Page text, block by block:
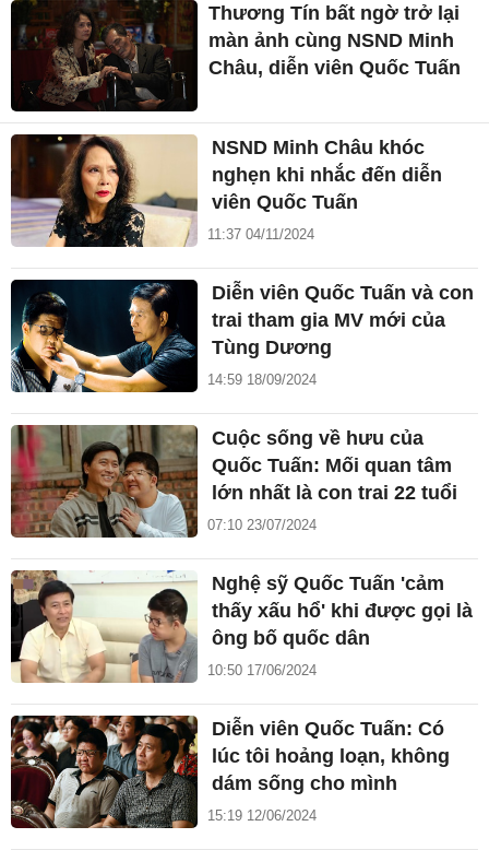
Thương Tín bất ngờ trở lại
màn ảnh cùng NSND Minh
Châu, diễn viên Quốc Tuấn
NSND Minh Châu khóc
nghẹn khi nhắc đến diễn
viên Quốc Tuấn
11:37 04/11/2024
Diễn viên Quốc Tuấn và con
trai tham gia MV mới của
Tùng Dương
14:59 18/09/2024
Cuộc sống về hưu của
Quốc Tuấn: Mối quan tâm
lớn nhất là con trai 22 tuổi
07:10 23/07/2024
Nghệ sỹ Quốc Tuấn 'cảm
thấy xấu hổ' khi được gọi là
ông bố quốc dân
10:50 17/06/2024
Diễn viên Quốc Tuấn: Có
lúc tôi hoảng loạn, không
dám sống cho mình
15:19 12/06/2024